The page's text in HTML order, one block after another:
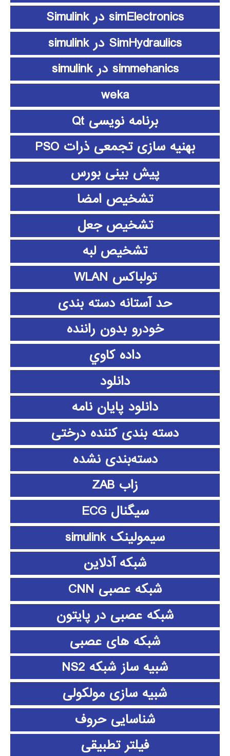
simElectronics در Simulink
SimHydraulics در simulink
simmehanics در simulink
weka
برنامه نویسی Qt
بهنیه سازی تجمعی ذرات PSO
پیش بینی بورس
تشخیص امضا
تشخیص جعل
تشخیص لبه
تولباکس WLAN
حد آستانه دسته بندی
خودرو بدون راننده
داده كاوي
دانلود
دانلود پايان نامه
دسته بندی کننده درختی
دسته‌بندی نشده
زاب ZAB
سیگنال ECG
سیمولینک simulink
شبکه آدلاین
شبکه عصبی CNN
شبکه عصبی در پایتون
شبکه های عصبی
شبیه ساز شبکه NS2
شبیه سازی مولکولی
شناسایی حروف
فیلتر تطبیقی